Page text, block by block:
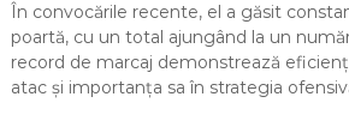
În convocările recente, el a găsit
poartă, cu un total ajungând la un
record de marcaj demonstrează
atac și importanța sa în strategia